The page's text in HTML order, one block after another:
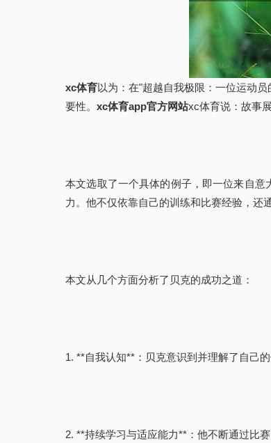
xc体育以为：在"超越自我极限：一位运动
要性。xc体育app官方网站xc体育说：故事
本文选取了一个具体的例子，即一位来自
力。他不仅依靠自己的训练和比赛经验，还
本文从几个方面分析了贝克的成功之道：
1. **自我认知**：贝克意识到并理解了自己
2. **持续学习与适应能力**：他不断通过比